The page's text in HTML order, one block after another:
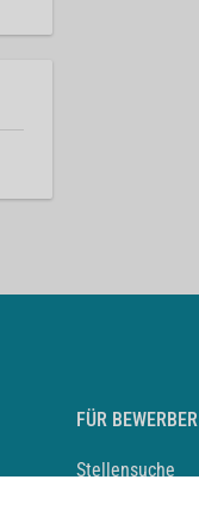
FÜR BEWERBER
Stellensuche